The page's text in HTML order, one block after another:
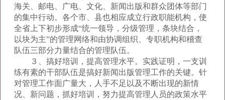
海关、邮电、广电、文化、新闻出版和群众团体等部门
的集中行动。各个市、县也相应成立行政职能机构，使
全省上下初步形成“统一领导，分级管理，条块结合，
以块为主”的管理网络和由协调组织、专职机构和稽查
队伍三部分力量结合的管理队伍。
３、搞好培训，提高管理水平。实践证明，一支训
练有素的干部队伍是搞好新闻出版管理工作的关键。针
对管理工作面广量大，人手不足以及不断出现的新情
况、新问题，抓好培训，努力提高管理人员的政策水平